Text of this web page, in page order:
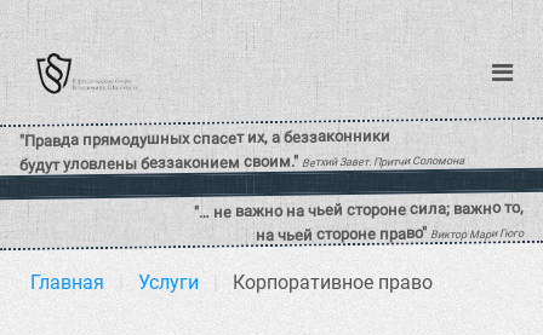
Главная Услуги Корпоративное право